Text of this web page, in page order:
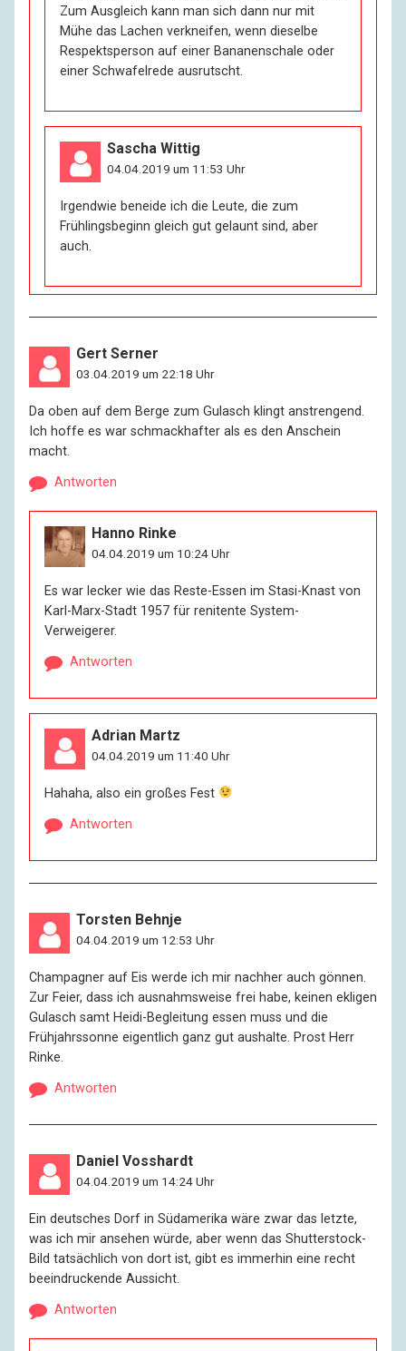
Zum Ausgleich kann man sich dann nur mit
Mühe das Lachen verkneifen, wenn dieselbe
Respektsperson auf einer Bananenschale oder
einer Schwafelrede ausrutscht.
Sascha Wittig
04.04.2019 um 11:53 Uhr
Irgendwie beneide ich die Leute, die zum
Frühlingsbeginn gleich gut gelaunt sind, aber
auch.
Gert Serner
03.04.2019 um 22:18 Uhr
Da oben auf dem Berge zum Gulasch klingt anstrengend.
Ich hoffe es war schmackhafter als es den Anschein
macht.
Antworten
Hanno Rinke
04.04.2019 um 10:24 Uhr
Es war lecker wie das Reste-Essen im Stasi-Knast von
Karl-Marx-Stadt 1957 für renitente System-
Verweigerer.
Antworten
Adrian Martz
04.04.2019 um 11:40 Uhr
Hahaha, also ein großes Fest
Antworten
Torsten Behnje
04.04.2019 um 12:53 Uhr
Champagner auf Eis werde ich mir nachher auch gönnen.
Zur Feier, dass ich ausnahmsweise frei habe, keinen ekligen
Gulasch samt Heidi-Begleitung essen muss und die
Frühjahrssonne eigentlich ganz gut aushalte. Prost Herr
Rinke.
Antworten
Daniel Vosshardt
04.04.2019 um 14:24 Uhr
Ein deutsches Dorf in Südamerika wäre zwar das letzte,
was ich mir ansehen würde, aber wenn das Shutterstock-
Bild tatsächlich von dort ist, gibt es immerhin eine recht
beeindruckende Aussicht.
Antworten